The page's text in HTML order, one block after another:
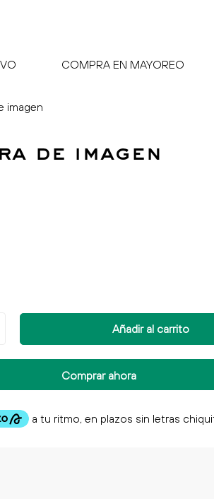
COMPRA EN MAYOREO
imagen
de imagen
Añadir al carrito
Comprar ahora